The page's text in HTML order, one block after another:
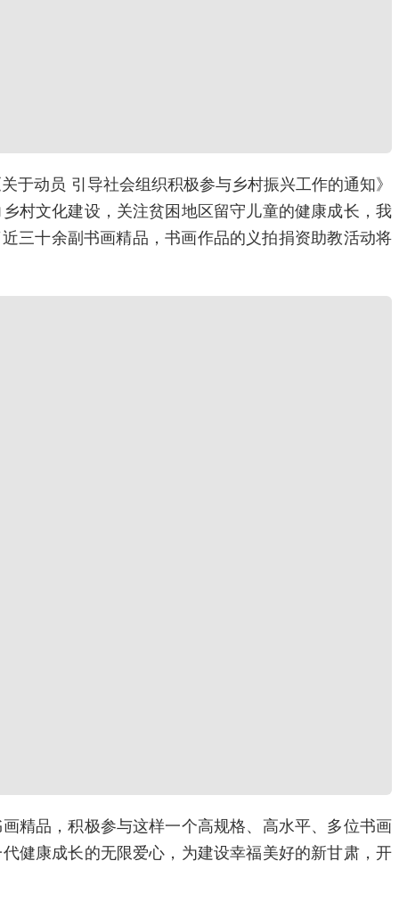
于动员 引导社会组织积极参与乡村振兴工作的通知》
村文化建设，关注贫困地区留守儿童的健康成长，我
三十余副书画精品，书画作品的义拍捐资助教活动将
精品，积极参与这样一个高规格、高水平、多位书画
健康成长的无限爱心，为建设幸福美好的新甘肃，开